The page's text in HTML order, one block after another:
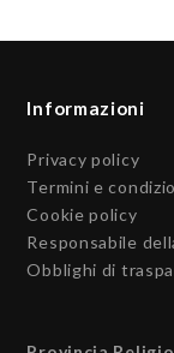
Informazioni
Privacy policy
Termini e
Cookie policy
Responsabile
Obblighi di